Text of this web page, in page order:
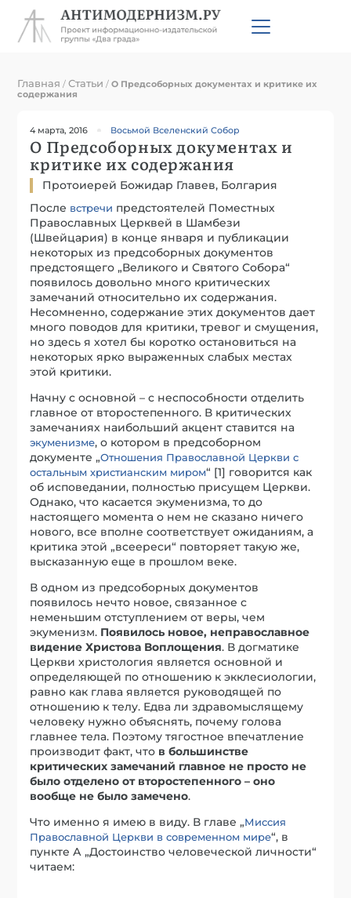
Главная /Статьи /О Предсоборных документах и критике их
содержания
4 марта, 2016 Восьмой Вселенский Собор
О Предсоборных документах и
критике их содержания
Протоиерей Божидар Главев, Болгария
После встречи предстоятелей Поместных
Православных Церквей в Шамбези
(Швейцария) в конце января и публикации
некоторых из предсоборных документов
предстоящего „Великого и Святого Собора“
появилось довольно много критических
замечаний относительно их содержания.
Несомненно, содержание этих документов дает
много поводов для критики, тревог и смущения,
но здесь я хотел бы коротко остановиться на
некоторых ярко выраженных слабых местах
этой критики.
Начну с основной – с неспособности отделить
главное от второстепенного. В критических
замечаниях наибольший акцент ставится на
экуменизме, о котором в предсоборном
документе „Отношения Православной Церкви с
остальным христианским миром“ [1] говорится как
об исповедании, полностью присущем Церкви.
Однако, что касается экуменизма, то до
настоящего момента о нем не сказано ничего
нового, все вполне соответствует ожиданиям, а
критика этой „всеереси“ повторяет такую же,
высказанную еще в прошлом веке.
В одном из предсоборных документов
появилось нечто новое, связанное с
неменьшим отступлением от веры, чем
экуменизм. Появилось новое, неправославное
видение Христова Воплощения. В догматике
Церкви христология является основной и
определяющей по отношению к экклесиологии,
равно как глава является руководящей по
отношению к телу. Едва ли здравомыслящему
человеку нужно объяснять, почему голова
главнее тела. Поэтому тягостное впечатление
производит факт, что в большинстве
критических замечаний главное не просто не
было отделено от второстепенного – оно
вообще не было замечено.
Что именно я имею в виду. В главе „Миссия
Православной Церкви в современном мире“, в
пункте А „Достоинство человеческой личности“
читаем: